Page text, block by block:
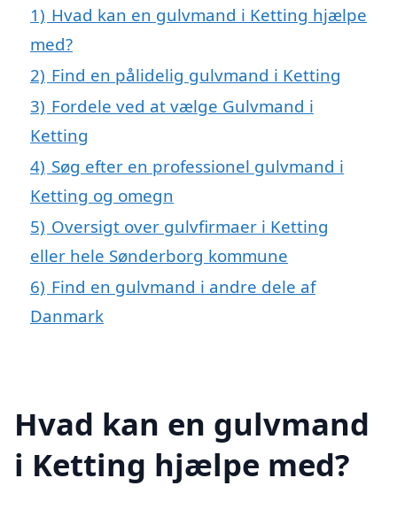
1) Hvad kan en gulvmand i Ketting hjælpe
med?
2) Find en pålidelig gulvmand i Ketting
3) Fordele ved at vælge Gulvmand i
Ketting
4) Søg efter en professionel gulvmand i
Ketting og omegn
5) Oversigt over gulvfirmaer i Ketting
eller hele Sønderborg kommune
6) Find en gulvmand i andre dele af
Danmark
Hvad kan en gulvmand
i Ketting hjælpe med?